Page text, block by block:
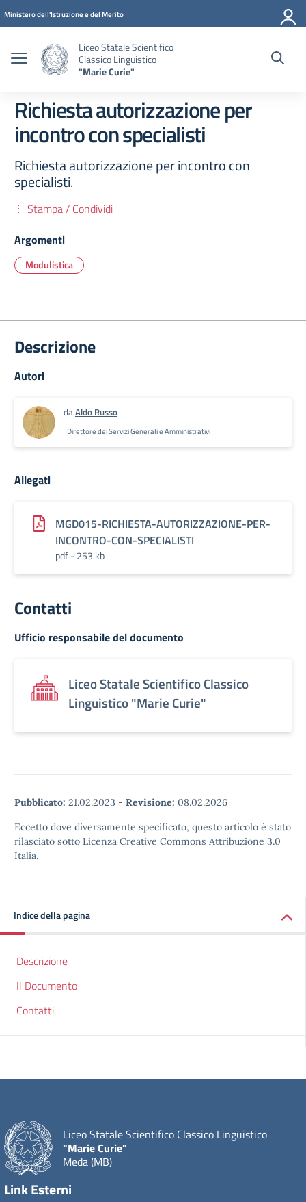
Vai ai contenuti
Vai al menu di navigazione
Vai al footer
Ministero dell'Istruzione e del Merito
Liceo Statale Scientifico
Classico Linguistico
"Marie Curie"
Richiesta autorizzazione per
incontro con specialisti
Richiesta autorizzazione per incontro con
specialisti.
Stampa / Condividi
Argomenti
Modulistica
Descrizione
Autori
daAldo Russo
Direttore dei Servizi Generali e Amministrativi
Allegati
MGD015-RICHIESTA-AUTORIZZAZIONE-PER-
INCONTRO-CON-SPECIALISTI
pdf - 253 kb
Contatti
Ufficio responsabile del documento
Liceo Statale Scientifico Classico
Linguistico "Marie Curie"
Pubblicato: 21.02.2023 - Revisione: 08.02.2026
Eccetto dove diversamente specificato, questo articolo è stato
rilasciato sotto Licenza Creative Commons Attribuzione 3.0
Italia.
Indice della pagina
Descrizione
Il Documento
Contatti
Liceo Statale Scientifico Classico Linguistico
"Marie Curie"
Meda (MB)
Link Esterni